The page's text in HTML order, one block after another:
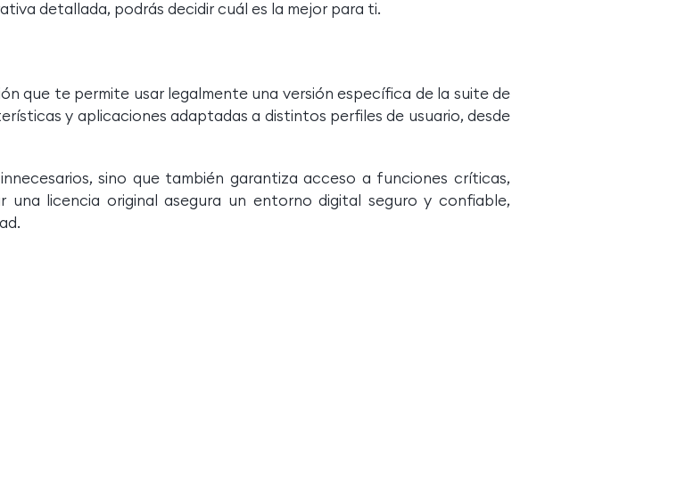
detallada, podrás decidir cuál es la mejor para ti.
que te permite usar legalmente una versión específica de la suite de
y aplicaciones adaptadas a distintos perfiles de usuario, desde
sino que también garantiza acceso a funciones críticas,
una licencia original asegura un entorno digital seguro y confiable,